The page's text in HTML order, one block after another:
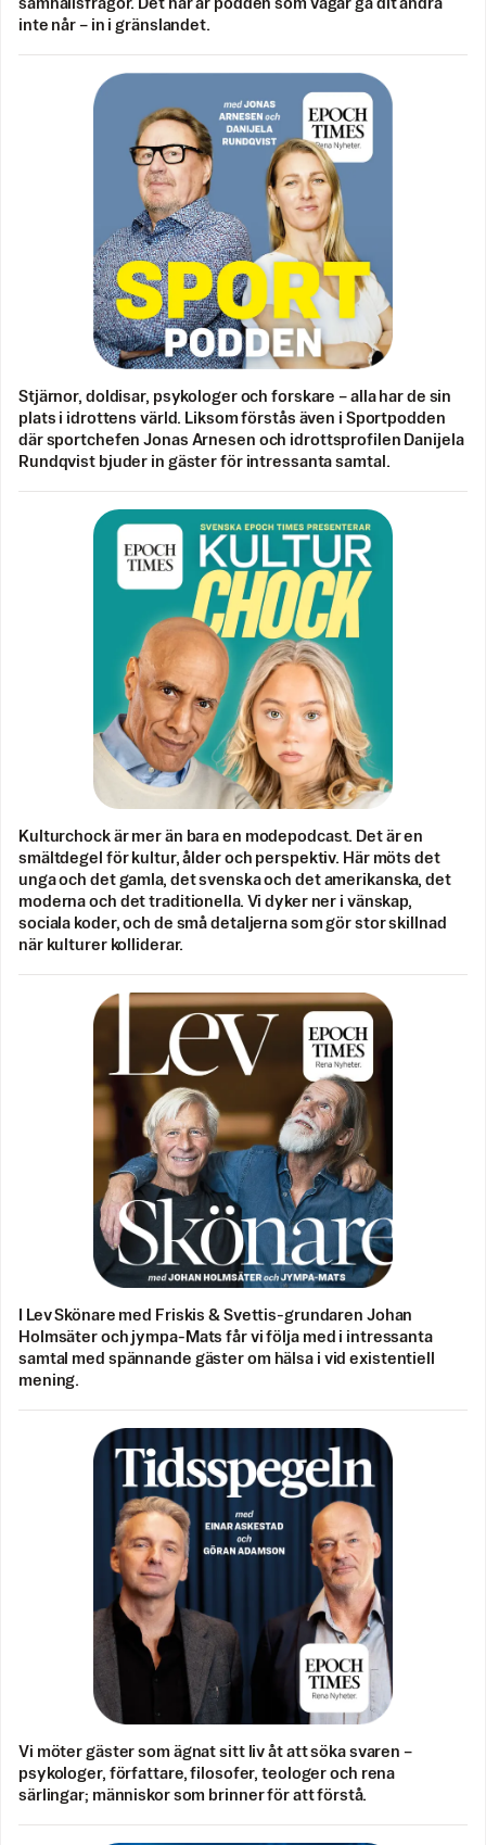
samhällsfrågor. Det här är podden som vågar gå dit andra
inte når – in i gränslandet.
Stjärnor, doldisar, psykologer och forskare – alla har de sin
plats i idrottens värld. Liksom förstås även i Sportpodden
där sportchefen Jonas Arnesen och idrottsprofilen Danijela
Rundqvist bjuder in gäster för intressanta samtal.
Kulturchock är mer än bara en modepodcast. Det är en
smältdegel för kultur, ålder och perspektiv. Här möts det
unga och det gamla, det svenska och det amerikanska, det
moderna och det traditionella. Vi dyker ner i vänskap,
sociala koder, och de små detaljerna som gör stor skillnad
när kulturer kolliderar.
I Lev Skönare med Friskis & Svettis-grundaren Johan
Holmsäter och jympa-Mats får vi följa med i intressanta
samtal med spännande gäster om hälsa i vid existentiell
mening.
Vi möter gäster som ägnat sitt liv åt att söka svaren –
psykologer, författare, filosofer, teologer och rena
särlingar; människor som brinner för att förstå.